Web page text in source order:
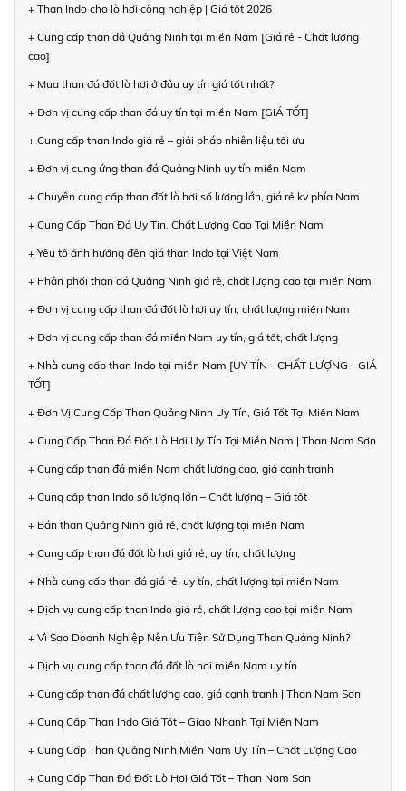
+ Than Indo cho lò hơi công nghiệp | Giá tốt 2026
+ Cung cấp than đá Quảng Ninh tại miền Nam [Giá rẻ - Chất lượng
cao]
+ Mua than đá đốt lò hơi ở đâu uy tín giá tốt nhất?
+ Đơn vị cung cấp than đá uy tín tại miền Nam [GIÁ TỐT]
+ Cung cấp than Indo giá rẻ – giải pháp nhiên liệu tối ưu
+ Đơn vị cung ứng than đá Quảng Ninh uy tín miền Nam
+ Chuyên cung cấp than đốt lò hơi số lượng lớn, giá rẻ kv phía Nam
+ Cung Cấp Than Đá Uy Tín, Chất Lượng Cao Tại Miền Nam
+ Yếu tố ảnh hưởng đến giá than Indo tại Việt Nam
+ Phân phối than đá Quảng Ninh giá rẻ, chất lượng cao tại miền Nam
+ Đơn vị cung cấp than đá đốt lò hơi uy tín, chất lượng miền Nam
+ Đơn vị cung cấp than đá miền Nam uy tín, giá tốt, chất lượng
+ Nhà cung cấp than Indo tại miền Nam [UY TÍN - CHẤT LƯỢNG - GIÁ
TỐT]
+ Đơn Vị Cung Cấp Than Quảng Ninh Uy Tín, Giá Tốt Tại Miền Nam
+ Cung Cấp Than Đá Đốt Lò Hơi Uy Tín Tại Miền Nam | Than Nam Sơn
+ Cung cấp than đá miền Nam chất lượng cao, giá cạnh tranh
+ Cung cấp than Indo số lượng lớn – Chất lượng – Giá tốt
+ Bán than Quảng Ninh giá rẻ, chất lượng tại miền Nam
+ Cung cấp than đá đốt lò hơi giá rẻ, uy tín, chất lượng
+ Nhà cung cấp than đá giá rẻ, uy tín, chất lượng tại miền Nam
+ Dịch vụ cung cấp than Indo giá rẻ, chất lượng cao tại miền Nam
+ Vì Sao Doanh Nghiệp Nên Ưu Tiên Sử Dụng Than Quảng Ninh?
+ Dịch vụ cung cấp than đá đốt lò hơi miền Nam uy tín
+ Cung cấp than đá chất lượng cao, giá cạnh tranh | Than Nam Sơn
+ Cung Cấp Than Indo Giá Tốt – Giao Nhanh Tại Miền Nam
+ Cung Cấp Than Quảng Ninh Miền Nam Uy Tín – Chất Lượng Cao
+ Cung Cấp Than Đá Đốt Lò Hơi Giá Tốt – Than Nam Sơn